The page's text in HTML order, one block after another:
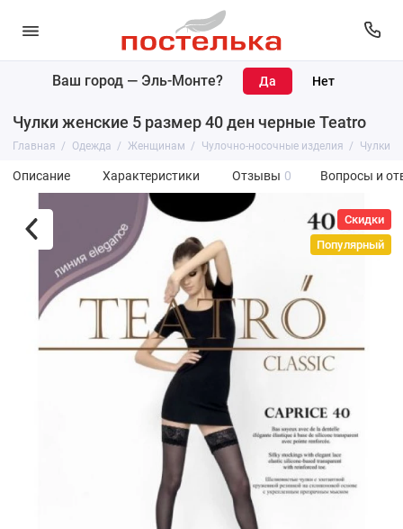
Ваш город — Эль-Монте?
Чулки женские 5 размер 40 ден черные Teatro
Главная Одежда Женщинам Чулочно-носочные изделия Чулки
Описание Характеристики Отзывы 0 Вопросы и
Скидки
Популярный